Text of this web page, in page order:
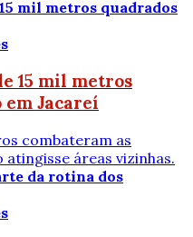
15 mil metros
em Jacareí
combateram as
áreas vizinhas.